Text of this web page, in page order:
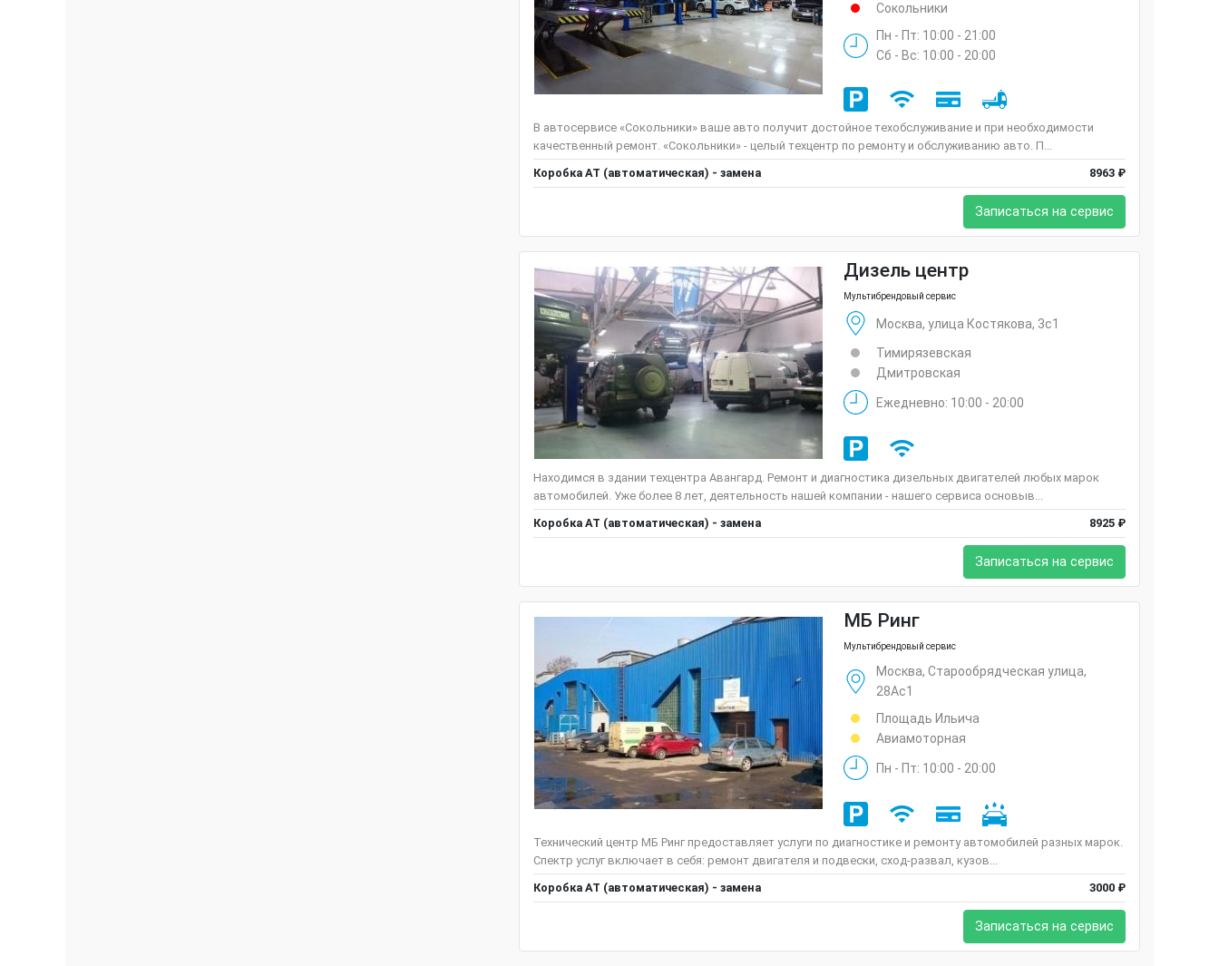
Сокольники
Пн - Пт: 10:00 - 21:00
Сб - Вс: 10:00 - 20:00
В автосервисе «Сокольники» ваше авто получит достойное техобслуживание и при необходимости
качественный ремонт. «Сокольники» - целый техцентр по ремонту и обслуживанию авто. П...
Коробка АТ (автоматическая) - замена
8963 ₽
Записаться на сервис
Дизель центр
Мультибрендовый сервис
Москва, улица Костякова, 3с1
Тимирязевская
Дмитровская
Ежедневно: 10:00 - 20:00
Находимся в здании техцентра Авангард. Ремонт и диагностика дизельных двигателей любых марок
автомобилей. Уже более 8 лет, деятельность нашей компании - нашего сервиса основыв...
Коробка АТ (автоматическая) - замена
8925 ₽
Записаться на сервис
МБ Ринг
Мультибрендовый сервис
Москва, Старообрядческая улица,
28Ас1
Площадь Ильича
Авиамоторная
Пн - Пт: 10:00 - 20:00
Технический центр МБ Ринг предоставляет услуги по диагностике и ремонту автомобилей разных марок.
Спектр услуг включает в себя: ремонт двигателя и подвески, сход-развал, кузов...
Коробка АТ (автоматическая) - замена
3000 ₽
Записаться на сервис